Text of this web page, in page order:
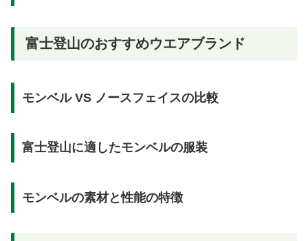
富士登山のおすすめウエアブランド
モンベル VS ノースフェイスの比較
富士登山に適したモンベルの服装
モンベルの素材と性能の特徴